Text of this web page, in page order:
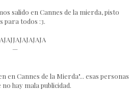
salido en Cannes de la mierda, pisto
para todos :3.
—
en Cannes de la Mierda"... esas personas
hay mala publicidad.